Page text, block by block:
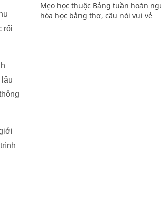
rối
Mẹo học thuộc Bảng tuần hoàn
hóa học bằng thơ, câu nói vui vẻ